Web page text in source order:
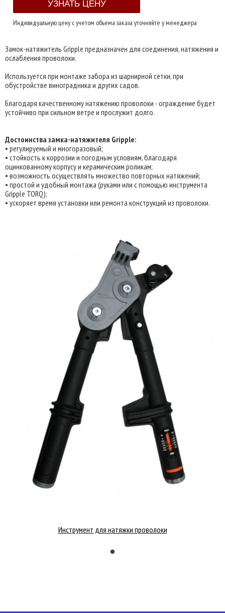
Индивидуальную цену с учетом объема заказа уточняйте у менеджера
Замок-натяжитель Gripple предназначен для соединения, натяжения и
ослабления проволоки.
Используется при монтаже забора из шарнирной сетки, при
обустройстве виноградника и других садов.
Благодаря качественному натяжению проволоки - ограждение будет
устойчиво при сильном ветре и прослужит долго.
Достоинства замка-натяжителя Gripple:
• регулируемый и многоразовый;
• стойкость к коррозии и погодным условиям, благодаря
оцинкованному корпусу и керамическим роликам;
• возможность осуществлять множество повторных натяжений;
• простой и удобный монтажа (руками или с помощью инструмента
Gripple TORQ);
• ускоряет время установки или ремонта конструкций из проволоки.
Инструмент для натяжки проволоки